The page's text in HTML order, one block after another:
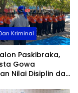
Kriminal
Paskibraka,
Gowa
Nilai Disiplin dan